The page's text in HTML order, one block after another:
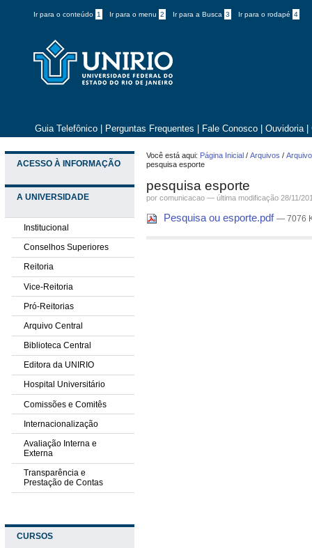
Ir para o conteúdo 1 Ir para o menu 2 Ir para a Busca 3 Ir para o rodapé 4
Guia Telefônico Perguntas Frequentes Fale Conosco Ouvidoria
ACESSO À INFORMAÇÃO
A UNIVERSIDADE
Institucional
Conselhos Superiores
Reitoria
Vice-Reitoria
Pró-Reitorias
Arquivo Central
Biblioteca Central
Editora da UNIRIO
Hospital Universitário
Comissões e Comitês
Internacionalização
Avaliação Interna e
Externa
Transparência e
Prestação de Contas
CURSOS
Você está aqui: Página Inicial /Arquivos /
pesquisa esporte
pesquisa esporte
por comunicacao —última modificação 28/11/
Pesquisa ou esporte.pdf— 7076